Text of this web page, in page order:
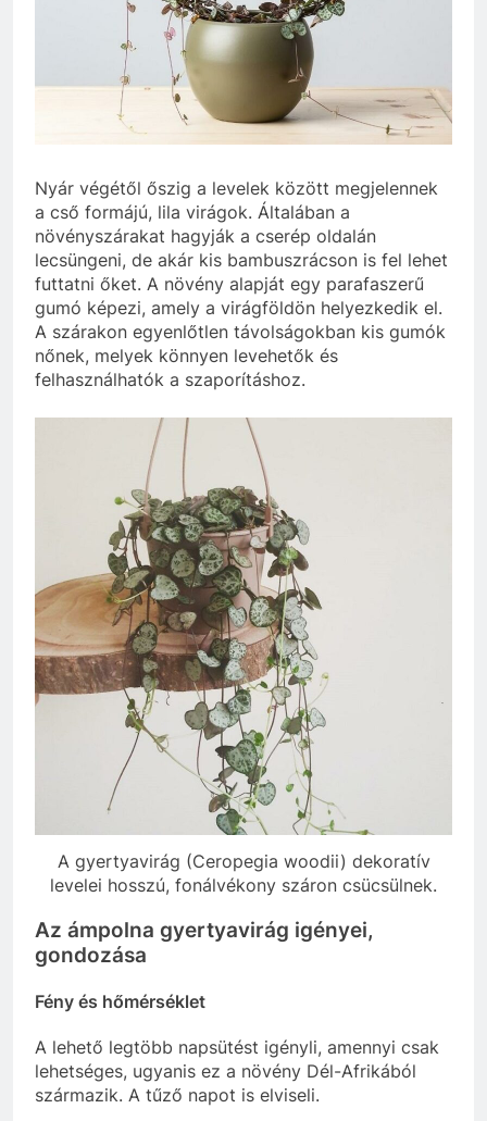
Nyár végétől őszig a levelek között megjelennek
a cső formájú, lila virágok. Általában a
növényszárakat hagyják a cserép oldalán
lecsüngeni, de akár kis bambuszrácson is fel lehet
futtatni őket. A növény alapját egy parafaszerű
gumó képezi, amely a virágföldön helyezkedik el.
A szárakon egyenlőtlen távolságokban kis gumók
nőnek, melyek könnyen levehetők és
felhasználhatók a szaporításhoz.
A gyertyavirág (Ceropegia woodii) dekoratív
levelei hosszú, fonálvékony száron csücsülnek.
Az ámpolna gyertyavirág igényei,
gondozása
Fény és hőmérséklet
A lehető legtöbb napsütést igényli, amennyi csak
lehetséges, ugyanis ez a növény Dél-Afrikából
származik. A tűző napot is elviseli.